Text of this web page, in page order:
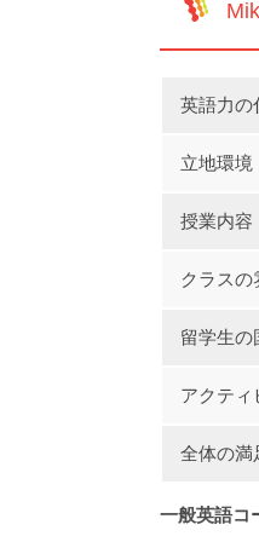
英語力の
立地環境
授業内容
クラスの
留学生の
アクティ
全体の満
一般英語コ